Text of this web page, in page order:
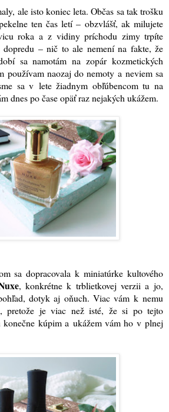
ale isto koniec leta. Občas sa tak trošku
ten čas letí – obzvlášť, ak milujete
roka a z vidiny príchodu zimy trpíte
– nič to ale nemení na fakte, že
sa namotám na zopár kozmetických
používam naozaj do nemoty a neviem sa
sa v lete žiadnym obľúbencom tu na
dnes po čase opäť raz nejakých ukážem.
sa dopracovala k miniatúrke kultového
, konkrétne k trblietkovej verzii a jo,
dotyk aj oňuch. Viac vám k nemu
pretože je viac než isté, že si po tejto
kúpim a ukážem vám ho v plnej